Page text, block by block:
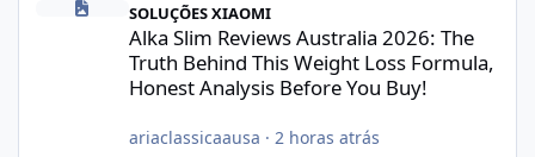
SOLUÇÕES XIAOMI
Alka Slim Reviews Australia 2026: The
Truth Behind This Weight Loss Formula,
Honest Analysis Before You Buy!
ariaclassicaausa · 2 horas atrás